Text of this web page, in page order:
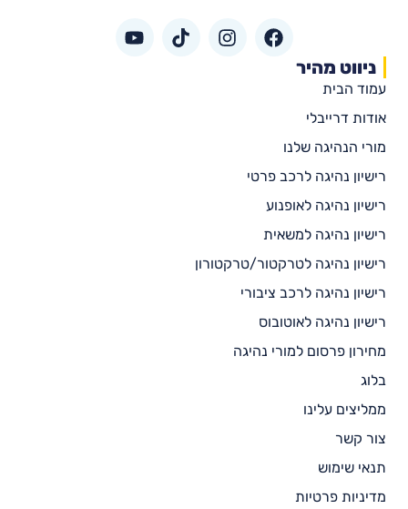
ניווט מהיר
עמוד הבית
אודות דרייבלי
מורי הנהיגה שלנו
רישיון נהיגה לרכב פרטי
רישיון נהיגה לאופנוע
רישיון נהיגה למשאית
רישיון נהיגה לטרקטור/טרקטורון
רישיון נהיגה לרכב ציבורי
רישיון נהיגה לאוטובוס
מחירון פרסום למורי נהיגה
בלוג
ממליצים עלינו
צור קשר
תנאי שימוש
מדיניות פרטיות